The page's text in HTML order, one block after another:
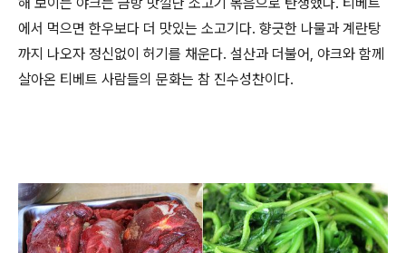
해 보이는 야크는 금방 맛깔난 소고기 볶음으로 탄생했다. 티베트
에서 먹으면 한우보다 더 맛있는 소고기다. 향긋한 나물과 계란탕
까지 나오자 정신없이 허기를 채운다. 설산과 더불어, 야크와 함께
살아온 티베트 사람들의 문화는 참 진수성찬이다.